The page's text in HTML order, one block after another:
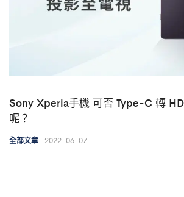
Sony Xperia手機 可否 Type-C 轉
呢？
全部文章 2022-06-07